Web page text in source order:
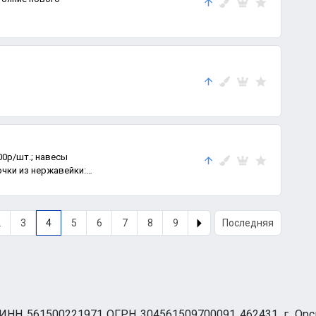
шт.; навесы
из нержавейки:
3 4 5 6 7 8 9 Последняя